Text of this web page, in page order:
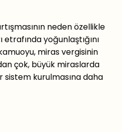
neden özellikle
yoğunlaştığını
miras vergisinin
çok, büyük miraslarda
kurulmasına daha